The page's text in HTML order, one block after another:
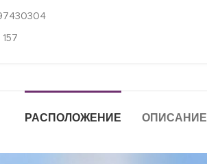
157
РАСПОЛОЖЕНИЕ ОПИСАНИЕ